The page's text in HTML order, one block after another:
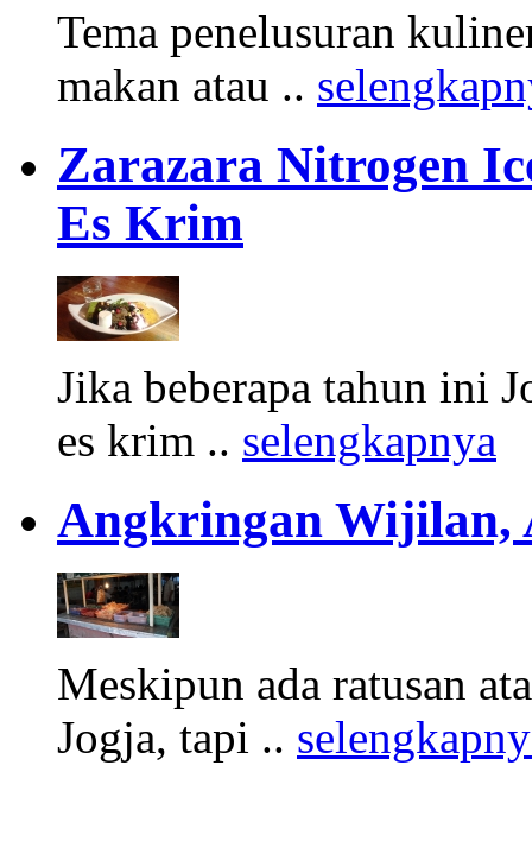
Tema penelusuran
makan atau ..
Zarazara Nitrogen
Es Krim
Jika beberapa tahun ini
es krim .. selengkapnya
Angkringan Wijilan,
Meskipun ada ratusan
Jogja, tapi ..